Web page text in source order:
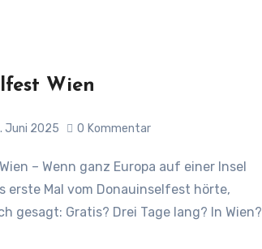
Wien
Juni 2025 0 Kommentar
erste Mal vom Donauinselfest hörte,
gesagt: Gratis? Drei Tage lang? In Wien?